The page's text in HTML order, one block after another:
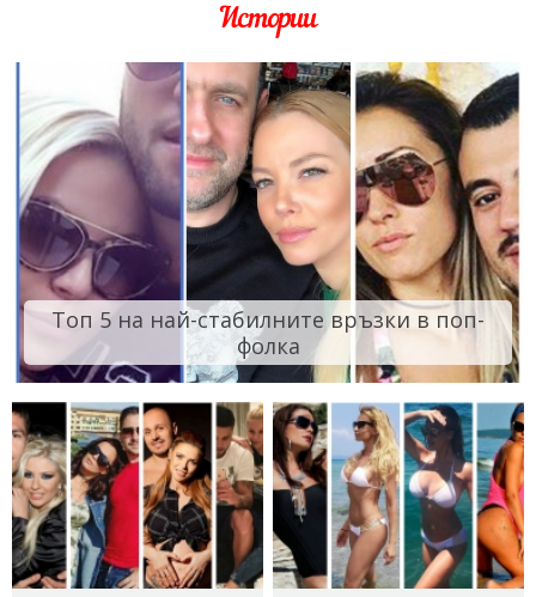
Истории
Топ 5 на най-стабилните връзки в поп-
фолка